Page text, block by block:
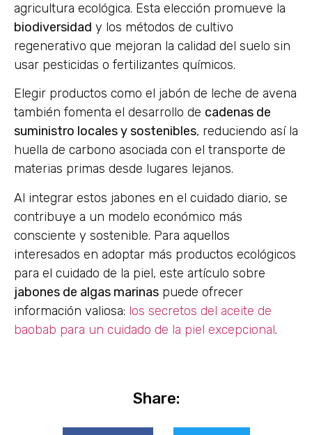
agricultura ecológica. Esta elección promueve la
biodiversidad y los métodos de cultivo
regenerativo que mejoran la calidad del suelo sin
usar pesticidas o fertilizantes químicos.
Elegir productos como el jabón de leche de avena
también fomenta el desarrollo de cadenas de
suministro locales y sostenibles, reduciendo así la
huella de carbono asociada con el transporte de
materias primas desde lugares lejanos.
Al integrar estos jabones en el cuidado diario, se
contribuye a un modelo económico más
consciente y sostenible. Para aquellos
interesados en adoptar más productos ecológicos
para el cuidado de la piel, este artículo sobre
jabones de algas marinas puede ofrecer
información valiosa: los secretos del aceite de
baobab para un cuidado de la piel excepcional.
Share: